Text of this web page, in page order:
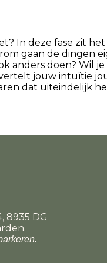
In deze fase zit het
gaan de dingen
anders doen? Wil
jouw intuïtie
dat uiteindelijk
8935 DG